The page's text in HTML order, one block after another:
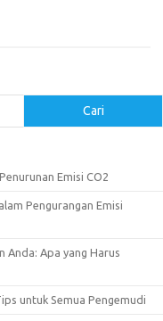
Cari
Emisi CO2
Pengurangan Emisi
Anda: Apa yang Harus
untuk Semua Pengemudi